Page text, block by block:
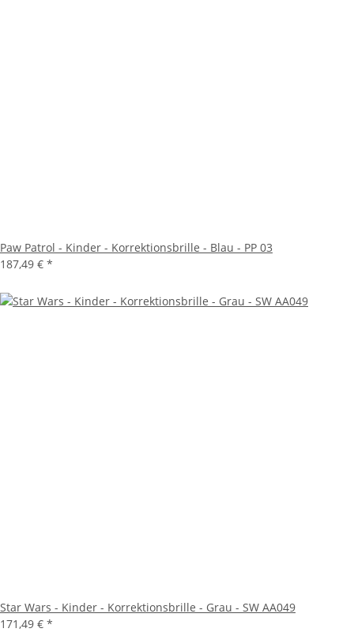
Paw Patrol - Kinder - Korrektionsbrille - Blau - PP 03
187,49 € *
Star Wars - Kinder - Korrektionsbrille - Grau - SW AA049
171,49 € *